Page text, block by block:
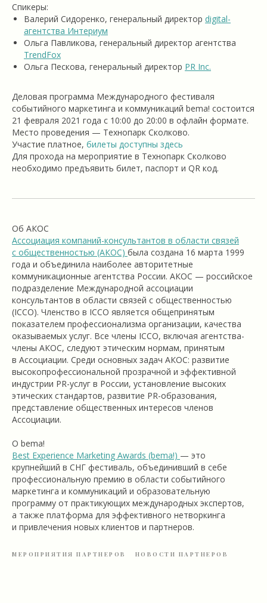
Спикеры:
Валерий Сидоренко, генеральный директор digital-
агентства Интериум
Ольга Павликова, генеральный директор агентства
TrendFox
Ольга Пескова, генеральный директор PR Inc.
Деловая программа Международного фестиваля
событийного маркетинга и коммуникаций bema! состоится
21 февраля 2021 года с 10:00 до 20:00 в офлайн формате.
Место проведения — Технопарк Сколково.
Участие платное, билеты доступны здесь
Для прохода на мероприятие в Технопарк Сколково
необходимо предъявить билет, паспорт и QR код.
Об АКОС
Ассоциация компаний-консультантов в области связей
с общественностью (АКОС) была создана 16 марта 1999
года и объединила наиболее авторитетные
коммуникационные агентства России. АКОС — российское
подразделение Международной ассоциации
консультантов в области связей с общественностью
(ICCO). Членство в ICCO является общепринятым
показателем профессионализма организации, качества
оказываемых услуг. Все члены ICCO, включая агентства-
члены АКОС, следуют этическим нормам, принятым
в Ассоциации. Среди основных задач АКОС: развитие
высокопрофессиональной прозрачной и эффективной
индустрии PR-услуг в России, установление высоких
этических стандартов, развитие PR-образования,
представление общественных интересов членов
Ассоциации.
О bema!
Best Experience Marketing Awards (bema!) — это
крупнейший в СНГ фестиваль, объединивший в себе
профессиональную премию в области событийного
маркетинга и коммуникаций и образовательную
программу от практикующих международных экспертов,
а также платформа для эффективного нетворкинга
и привлечения новых клиентов и партнеров.
МЕРОПРИЯТИЯ ПАРТНЕРОВ НОВОСТИ ПАРТНЕРОВ